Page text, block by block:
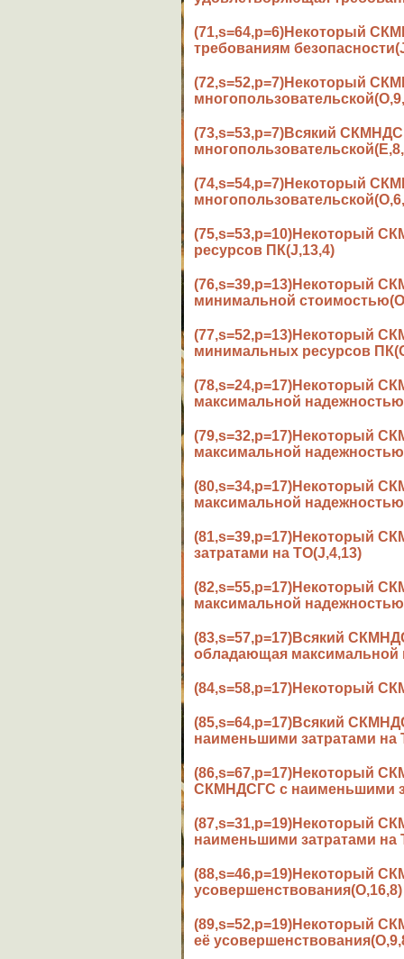
(71,s=64,p=6)Некоторый
требованиям
(72,s=52,p=7)Некоторый
(73,s=53,p=7)Всякий
(74,s=54,p=7)Некоторый
(75,s=53,p=10)Некоторый
ресурсов ПК(J,13,4)
(76,s=39,p=13)Некоторый
минимальной
(77,s=52,p=13)Некоторый
минимальных ресурсов
(78,s=24,p=17)Некоторый
максимальной
(79,s=32,p=17)Некоторый
максимальной
(80,s=34,p=17)Некоторый
максимальной
(81,s=39,p=17)Некоторый
затратами на ТО(J,4,13)
(82,s=55,p=17)Некоторый
максимальной
(83,s=57,p=17)Всякий
обладающая максимальной
(84,s=58,p=17)Некоторый
(85,s=64,p=17)Всякий
наименьшими затратами на
(86,s=67,p=17)Некоторый
СКМНДСГС с наименьшими
(87,s=31,p=19)Некоторый
наименьшими затратами на
(88,s=46,p=19)Некоторый
усовершенствования(O,16,8)
(89,s=52,p=19)Некоторый
её